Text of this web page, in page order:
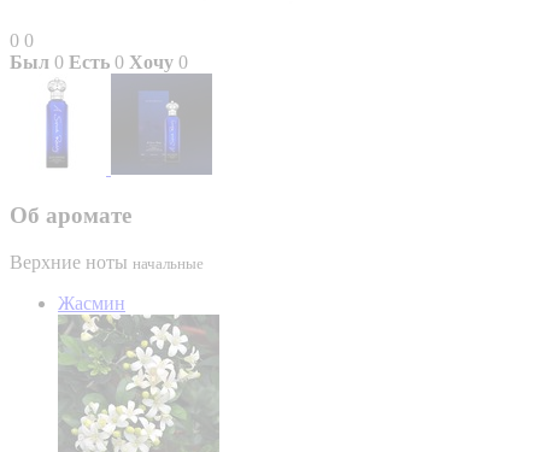
0 0
Был 0 Есть 0 Хочу 0
Об аромате
Верхние ноты начальные
Жасмин